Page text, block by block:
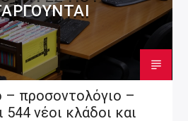
– προσοντολόγιο –
544 νέοι κλάδοι και